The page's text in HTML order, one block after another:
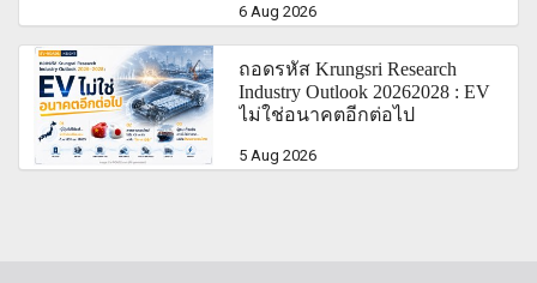
6 Aug 2026
ถอดรหัส Krungsri Research
Industry Outlook 20262028 : EV
ไม่ใช่อนาคตอีกต่อไป
5 Aug 2026